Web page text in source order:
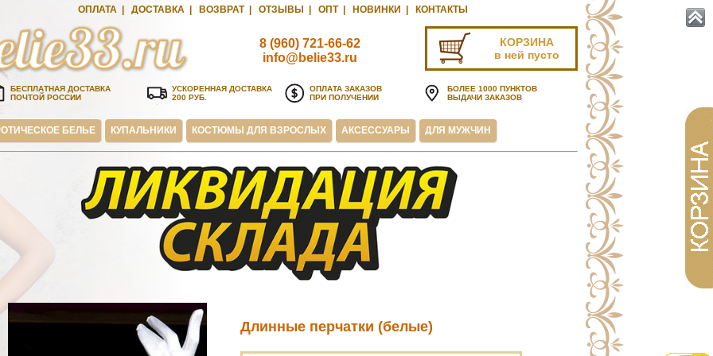
ОПЛАТА| ДОСТАВКА| ВОЗВРАТ| ОТЗЫВЫ ОПТ| НОВИНКИ КОНТАКТЫ
8 (960) 721-66-62
info@belie33.ru
КОРЗИНА
в ней пусто
БЕСПЛАТНАЯ ДОСТАВКА
ПОЧТОЙ РОССИИ
УСКОРЕННАЯ ДОСТАВКА
200 РУБ.
ОПЛАТА ЗАКАЗОВ
ПРИ ПОЛУЧЕНИИ
БОЛЕЕ 1000 ПУНКТОВ
ВЫДАЧИ ЗАКАЗОВ
БЕЛЬЕ КУПАЛЬНИКИ КОСТЮМЫ ДЛЯ ВЗРОСЛЫХ АКСЕССУАРЫ ДЛЯ МУЖЧИН
Длинные перчатки (белые)